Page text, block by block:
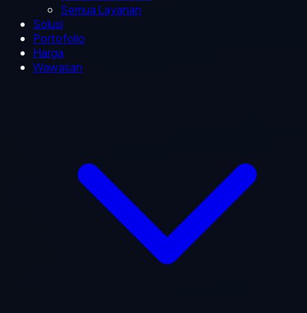
Semua Layanan
Solusi
Portofolio
Harga
Wawasan